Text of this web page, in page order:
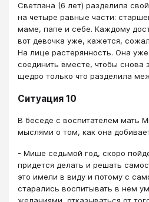
Светлана (6 лет) разделила
на четыре равные части:
маме, папе и себе. Каждому
вот девочка уже, кажется,
На лице растерянность. Она уже
соединить вместе, чтобы снова
щедро только что разделила
Ситуация 10
В беседе с воспитателем мать
мыслями о том, как она
- Мише седьмой год, скоро
придется делать и решать
это имели в виду и потому с
старались воспитывать в нем